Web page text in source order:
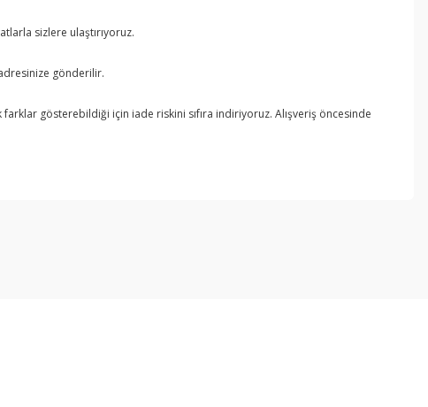
sizlere ulaştırıyoruz.
gönderilir.
gösterebildiği için iade riskini sıfıra indiriyoruz. Alışveriş öncesinde